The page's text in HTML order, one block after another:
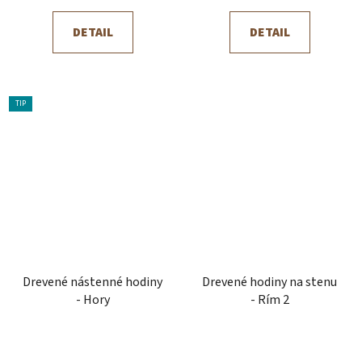
DETAIL DETAIL
TIP
Drevené nástenné hodiny
- Hory
Drevené hodiny na stenu
- Rím 2